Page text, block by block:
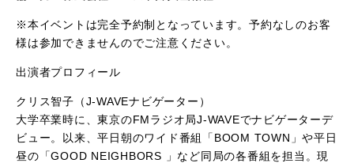
※本イベントは完全予約制となっています。予約なしのお客
様は参加できませんのでご注意ください。
出演者プロフィール
クリス智子（J-WAVEナビゲーター）
大学卒業時に、東京のFMラジオ局J-WAVEでナビゲーターデ
ビュー。以来、平日朝のワイド番組「BOOM TOWN」や平日
昼の「GOOD NEIGHBORS 」など同局の各番組を担当。現